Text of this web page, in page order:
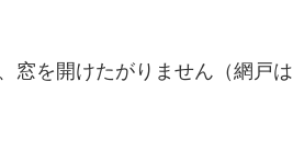
窓を開けたがりません（網戸は